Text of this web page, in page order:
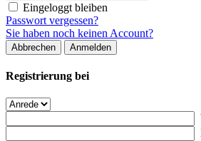
Eingeloggt bleiben
Passwort vergessen?
Sie haben noch keinen Account?
Abbrechen Anmelden
Registrierung bei